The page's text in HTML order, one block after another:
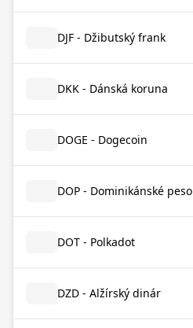
DJF - Džibutský frank
DKK - Dánská koruna
DOGE - Dogecoin
DOP - Dominikánské peso
DOT - Polkadot
DZD - Alžírský dinár